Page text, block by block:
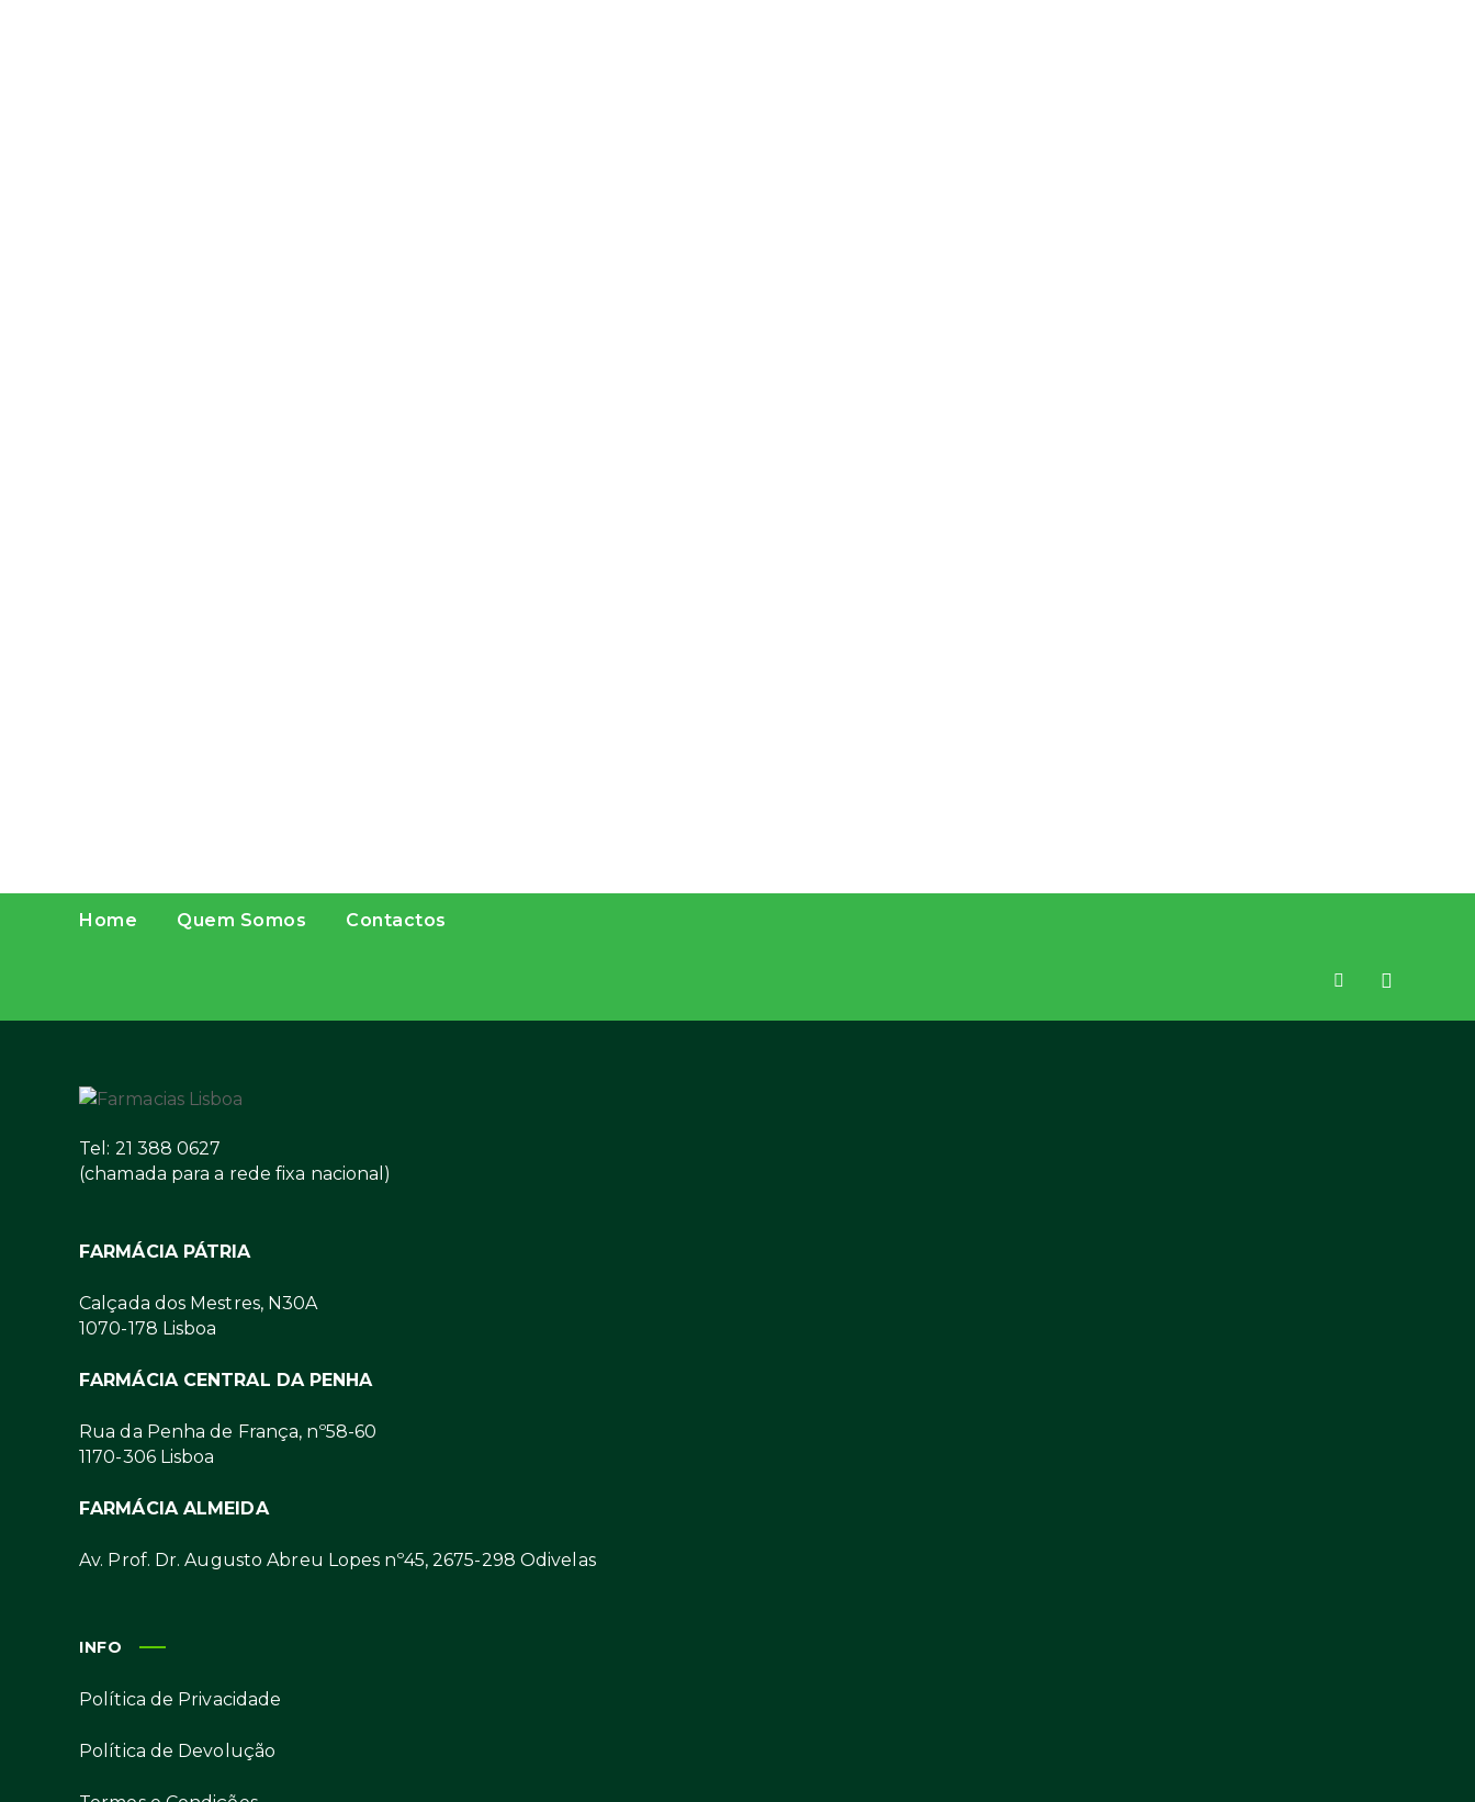
Home Quem Somos Contactos
Tel: 21 388 0627
(chamada para a rede fixa nacional)
FARMÁCIA PÁTRIA
Calçada dos Mestres, N30A
1070-178 Lisboa
FARMÁCIA CENTRAL DA PENHA
Rua da Penha de França, nº58-60
1170-306 Lisboa
FARMÁCIA ALMEIDA
Av. Prof. Dr. Augusto Abreu Lopes nº45, 2675-298 Odivelas
INFO
Política de Privacidade
Política de Devolução